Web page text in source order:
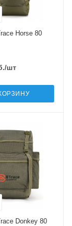
Horse 80
/шт
Donkey 80